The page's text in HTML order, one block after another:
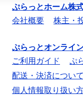
ぷらっとホーム株
会社概要
株主・
ぷらっとオンライ
ご利用ガイド
ぷ
配送・決済について
個人情報取り扱い